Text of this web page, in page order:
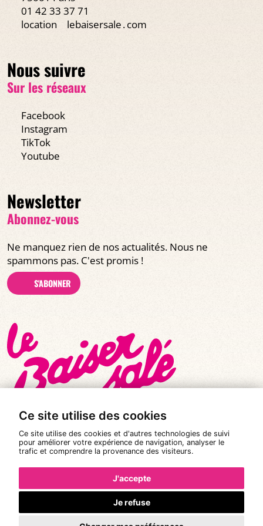
Ce site utilise des cookies
Ce site utilise des cookies et d'autres technologies de suivi
pour améliorer votre expérience de navigation, analyser le
trafic et comprendre la provenance des visiteurs.
J'accepte
Je refuse
01 42 33 37 71
location
lebaisersale․com
Nous suivre
Sur les réseaux
Facebook
Instagram
TikTok
Youtube
Newsletter
Abonnez-vous
Ne manquez rien de nos actualités. Nous ne
spammons pas. C'est promis !
S'ABONNER
Conditions Générales de Vente